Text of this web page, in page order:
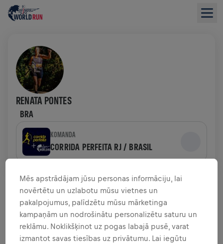
RENATA PONTES
BRA
KOMANDA
CORRIDA PERFEITA RJ / BRASIL
LĪDZEKĻU VĀKŠANAS PĀRSKATS
0,00 $ SAVĀKTI NO 0,00 $ MĒRĶIS
FUNDRAISING ZIEDOT
Mēs apstrādājam jūsu personas informāciju, lai
novērtētu un uzlabotu mūsu vietnes un
pakalpojumus, palīdzētu mūsu mārketinga
kampaņām un nodrošinātu personalizētu saturu un
reklāmu. Noklikšķinot uz pogas labajā pusē, varat
izmantot savas tiesības uz privātumu. Lai iegūtu